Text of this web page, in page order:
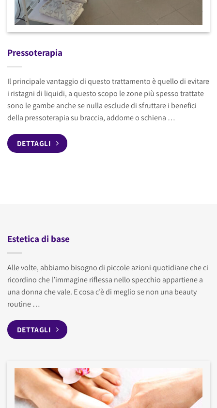
Pressoterapia
Il principale vantaggio di questo trattamento è quello di evitare
i ristagni di liquidi, a questo scopo le zone più spesso trattate
sono le gambe anche se nulla esclude di sfruttare i benefici
della pressoterapia su braccia, addome o schiena …
DETTAGLI
Estetica di base
Alle volte, abbiamo bisogno di piccole azioni quotidiane che ci
ricordino che l’immagine riflessa nello specchio appartiene a
una donna che vale. E cosa c’è di meglio se non una beauty
routine …
DETTAGLI